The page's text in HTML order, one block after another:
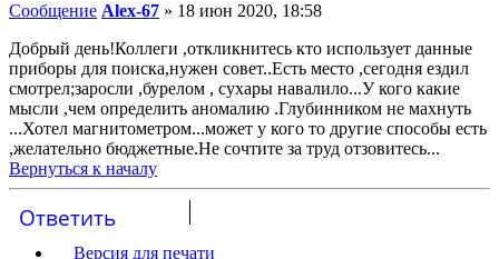
Сообщение Alex-67 » 18 июн 2020, 18:58
Добрый день!Коллеги ,откликнитесь кто использует данные
приборы для поиска,нужен совет..Есть место ,сегодня ездил
смотрел;заросли ,бурелом , сухары навалило...У кого какие
мысли ,чем определить аномалию .Глубинником не махнуть
...Хотел магнитометром...может у кого то другие способы есть
,желательно бюджетные.Не сочтите за труд отзовитесь...
Вернуться к началу
Ответить
Версия для печати